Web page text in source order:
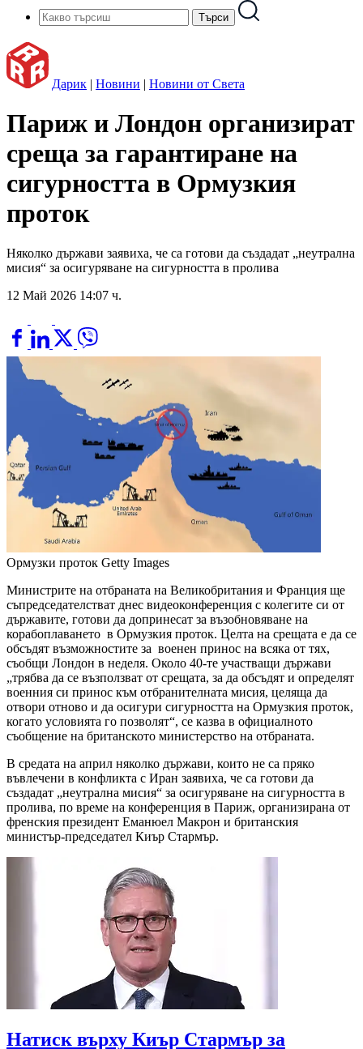
Дарик | Новини | Новини от Света
Париж и Лондон организират
среща за гарантиране на
сигурността в Ормузкия
проток
Няколко държави заявиха, че са готови да създадат „неутрална
мисия“ за осигуряване на сигурността в пролива
12 Май 2026 14:07 ч.
Ормузки проток Getty Images
Министрите на отбраната на Великобритания и Франция ще
съпредседателстват днес видеоконференция с колегите си от
държавите, готови да допринесат за възобновяване на
корабоплаването в Ормузкия проток. Целта на срещата е да се
обсъдят възможностите за военен принос на всяка от тях,
съобщи Лондон в неделя. Около 40-те участващи държави
„трябва да се възползват от срещата, за да обсъдят и определят
военния си принос към отбранителната мисия, целяща да
отвори отново и да осигури сигурността на Ормузкия проток,
когато условията го позволят“, се казва в официалното
съобщение на британското министерство на отбраната.
В средата на април няколко държави, които не са пряко
въвлечени в конфликта с Иран заявиха, че са готови да
създадат „неутрална мисия“ за осигуряване на сигурността в
пролива, по време на конференция в Париж, организирана от
френския президент Еманюел Макрон и британския
министър-председател Киър Стармър.
Натиск върху Киър Стармър за